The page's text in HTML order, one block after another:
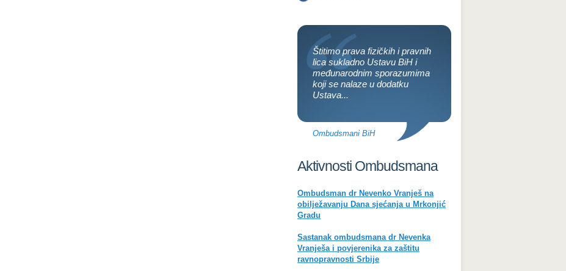
Štitimo prava fizičkih i pravnih
lica sukladno Ustavu BiH i
međunarodnim sporazumima
koji se nalaze u dodatku
Ustava...
Ombudsmani BiH
Aktivnosti Ombudsmana
Ombudsman dr Nevenko Vranješ na
obilježavanju Dana sjećanja u Mrkonjić
Gradu
Sastanak ombudsmana dr Nevenka
Vranješa i povjerenika za zaštitu
ravnopravnosti Srbije